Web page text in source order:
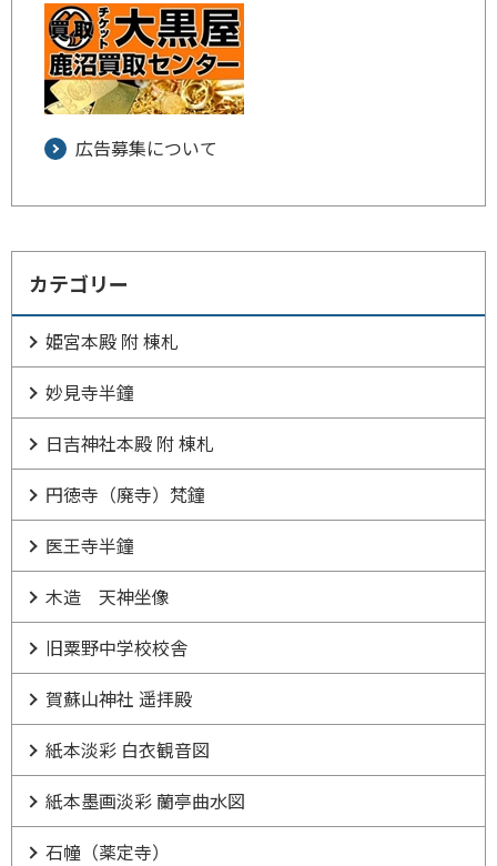
広告募集について
カテゴリー
姫宮本殿 附 棟札
妙見寺半鐘
日吉神社本殿 附 棟札
円徳寺（廃寺）梵鐘
医王寺半鐘
木造 天神坐像
旧粟野中学校校舎
賀蘇山神社 遥拝殿
紙本淡彩 白衣観音図
紙本墨画淡彩 蘭亭曲水図
石幢（薬定寺）